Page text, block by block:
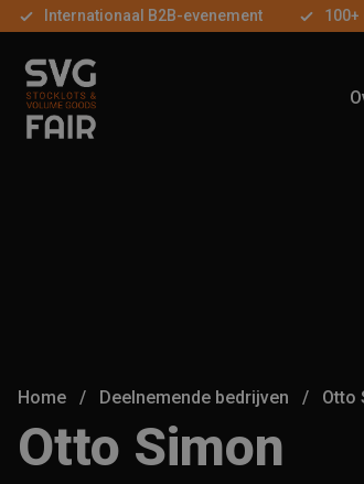
Internationaal B2B-evenement
Home / Deelnemende bedrijven / Otto
Otto Simon